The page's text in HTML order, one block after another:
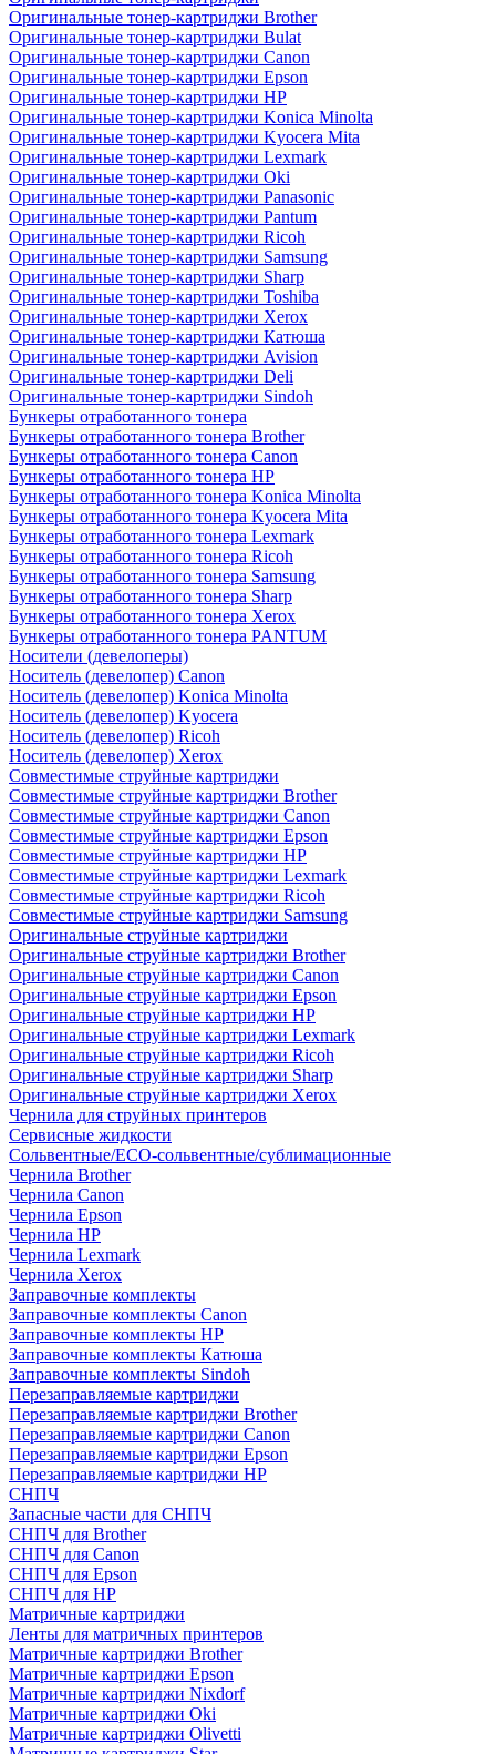
Оригинальные тонер-картриджи Brother
Оригинальные тонер-картриджи Bulat
Оригинальные тонер-картриджи Canon
Оригинальные тонер-картриджи Epson
Оригинальные тонер-картриджи HP
Оригинальные тонер-картриджи Konica Minolta
Оригинальные тонер-картриджи Kyocera Mita
Оригинальные тонер-картриджи Lexmark
Оригинальные тонер-картриджи Oki
Оригинальные тонер-картриджи Panasonic
Оригинальные тонер-картриджи Pantum
Оригинальные тонер-картриджи Ricoh
Оригинальные тонер-картриджи Samsung
Оригинальные тонер-картриджи Sharp
Оригинальные тонер-картриджи Toshiba
Оригинальные тонер-картриджи Xerox
Оригинальные тонер-картриджи Катюша
Оригинальные тонер-картриджи Avision
Оригинальные тонер-картриджи Deli
Оригинальные тонер-картриджи Sindoh
Бункеры отработанного тонера
Бункеры отработанного тонера Brother
Бункеры отработанного тонера Canon
Бункеры отработанного тонера HP
Бункеры отработанного тонера Konica Minolta
Бункеры отработанного тонера Kyocera Mita
Бункеры отработанного тонера Lexmark
Бункеры отработанного тонера Ricoh
Бункеры отработанного тонера Samsung
Бункеры отработанного тонера Sharp
Бункеры отработанного тонера Xerox
Бункеры отработанного тонера PANTUM
Носители (девелоперы)
Носитель (девелопер) Canon
Носитель (девелопер) Konica Minolta
Носитель (девелопер) Kyocera
Носитель (девелопер) Ricoh
Носитель (девелопер) Xerox
Совместимые струйные картриджи
Совместимые струйные картриджи Brother
Совместимые струйные картриджи Canon
Совместимые струйные картриджи Epson
Совместимые струйные картриджи HP
Совместимые струйные картриджи Lexmark
Совместимые струйные картриджи Ricoh
Совместимые струйные картриджи Samsung
Оригинальные струйные картриджи
Оригинальные струйные картриджи Brother
Оригинальные струйные картриджи Canon
Оригинальные струйные картриджи Epson
Оригинальные струйные картриджи HP
Оригинальные струйные картриджи Lexmark
Оригинальные струйные картриджи Ricoh
Оригинальные струйные картриджи Sharp
Оригинальные струйные картриджи Xerox
Чернила для струйных принтеров
Сервисные жидкости
Сольвентные/ECO-сольвентные/сублимационные
Чернила Brother
Чернила Canon
Чернила Epson
Чернила HP
Чернила Lexmark
Чернила Xerox
Заправочные комплекты
Заправочные комплекты Canon
Заправочные комплекты HP
Заправочные комплекты Катюша
Заправочные комплекты Sindoh
Перезаправляемые картриджи
Перезаправляемые картриджи Brother
Перезаправляемые картриджи Canon
Перезаправляемые картриджи Epson
Перезаправляемые картриджи HP
СНПЧ
Запасные части для СНПЧ
СНПЧ для Brother
СНПЧ для Canon
СНПЧ для Epson
СНПЧ для HP
Матричные картриджи
Ленты для матричных принтеров
Матричные картриджи Brother
Матричные картриджи Epson
Матричные картриджи Nixdorf
Матричные картриджи Oki
Матричные картриджи Olivetti